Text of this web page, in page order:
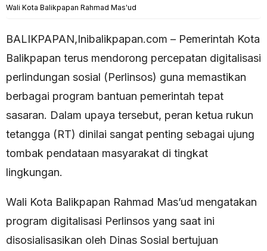
Wali Kota Balikpapan Rahmad Mas'ud
BALIKPAPAN,Inibalikpapan.com – Pemerintah Kota
Balikpapan terus mendorong percepatan digitalisasi
perlindungan sosial (Perlinsos) guna memastikan
berbagai program bantuan pemerintah tepat
sasaran. Dalam upaya tersebut, peran ketua rukun
tetangga (RT) dinilai sangat penting sebagai ujung
tombak pendataan masyarakat di tingkat
lingkungan.
Wali Kota Balikpapan Rahmad Mas’ud mengatakan
program digitalisasi Perlinsos yang saat ini
disosialisasikan oleh Dinas Sosial bertujuan